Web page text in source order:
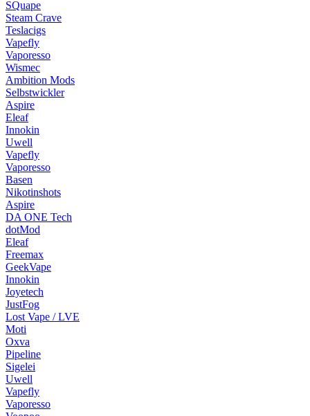
SQuape
Steam Crave
Teslacigs
Vapefly
Vaporesso
Wismec
Ambition Mods
Selbstwickler
Aspire
Eleaf
Innokin
Uwell
Vapefly
Vaporesso
Basen
Nikotinshots
Aspire
DA ONE Tech
dotMod
Eleaf
Freemax
GeekVape
Innokin
Joyetech
JustFog
Lost Vape / LVE
Moti
Oxva
Pipeline
Sigelei
Uwell
Vapefly
Vaporesso